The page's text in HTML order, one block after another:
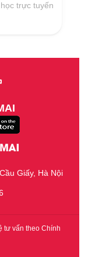
Nam 2018 do
Giấy, Hà Nội
tư vấn theo Chính